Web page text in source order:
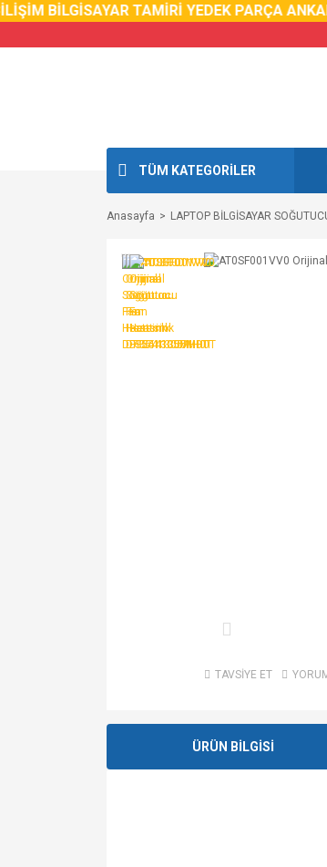
BİLGİSAYAR TAMİRİ YEDEK PARÇA
TÜM KATEGORİLER
Anasayfa LAPTOP BİLGİSAYAR
TAVSİYE ET
ÜRÜN BİLGİSİ